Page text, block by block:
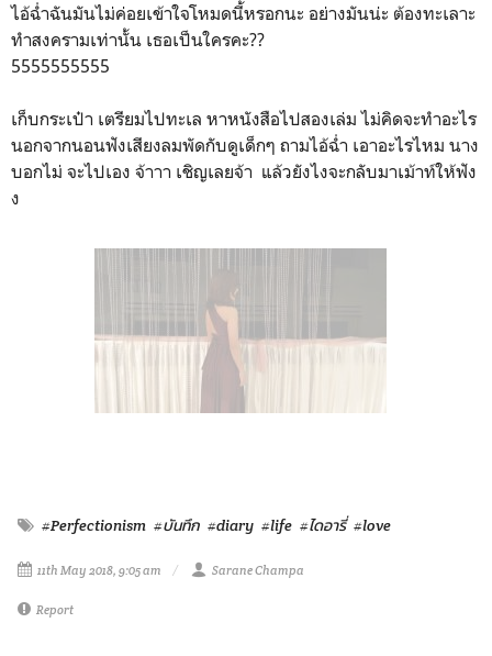
ไอ้ฉ่ำฉันมันไม่ค่อยเข้าใจโหมดนี้หรอกนะ อย่างมันน่ะ ต้องทะเลาะ
ทำสงครามเท่านั้น เธอเป็นใครคะ??
5555555555
เก็บกระเป๋า เตรียมไปทะเล หาหนังสือไปสองเล่ม ไม่คิดจะทำอะไร
นอกจากนอนฟังเสียงลมพัดกับดูเด็กๆ ถามไอ้ฉ่ำ เอาอะไรไหม นาง
บอกไม่ จะไปเอง จ้าาา เชิญเลยจ้า แล้วยังไงจะกลับมาเม้าท์ให้ฟัง
ง
#Perfectionism #บันทึก #diary #life #ไดอารี่ #love
11th May 2018, 9:05 am Sarane Champa
Report